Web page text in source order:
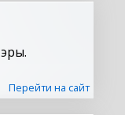
Перейти на сайт